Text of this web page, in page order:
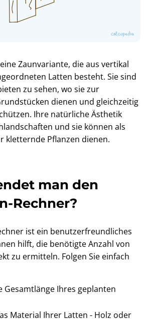
Zaunvariante, die aus vertikal
Latten besteht. Sie sind
zu sehen, wo sie zur
dienen und gleichzeitig
Ihre natürliche Ästhetik
und sie können als
kletternde Pflanzen dienen.
man den
Rechner?
ist ein benutzerfreundliches
hilft, die benötigte Anzahl von
zu ermitteln. Folgen Sie einfach
Gesamtlänge Ihres geplanten
Material Ihrer Latten - Holz oder